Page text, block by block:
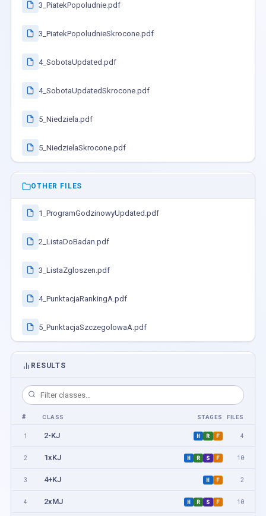
3_PiatekPopoludnie.pdf
3_PiatekPopoludnieSkrocone.pdf
4_SobotaUpdated.pdf
4_SobotaUpdatedSkrocone.pdf
5_Niedziela.pdf
5_NiedzielaSkrocone.pdf
OTHER FILES
1_ProgramGodzinowyUpdated.pdf
2_ListaDoBadan.pdf
3_ListaZgloszen.pdf
4_PunktacjaRankingA.pdf
5_PunktacjaSzczegolowaA.pdf
RESULTS
# CLASS STAGES FILES
1 2-KJ H R F 4
2 1xKJ H R S F 10
3 4+KJ H F 2
4 2xMJ H R S F 10